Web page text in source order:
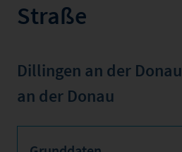
Straße
Dillingen an der Donau
an der Donau